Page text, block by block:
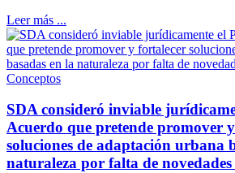
Leer más ...
Conceptos
SDA consideró inviable
Acuerdo que pretende promover
soluciones de adaptación urbana
naturaleza por falta de